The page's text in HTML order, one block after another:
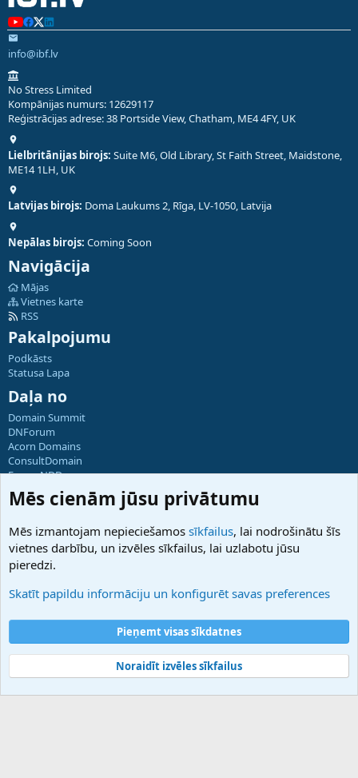
info@ibf.lv
No Stress Limited
Kompānijas numurs: 12629117
Reģistrācijas adrese: 38 Portside View, Chatham, ME4 4FY, UK
Lielbritānijas birojs: Suite M6, Old Library, St Faith Street, Maidstone,
ME14 1LH, UK
Latvijas birojs: Doma Laukums 2, Rīga, LV-1050, Latvija
Nepālas birojs: Coming Soon
Navigācija
Mājas
Vietnes karte
RSS
Pakalpojumu
Podkāsts
Statusa Lapa
Daļa no
Domain Summit
DNForum
Acorn Domains
ConsultDomain
ForumNDD
Domainforum.ro
27.be
Hostmaria
Atbalsts
Palīdzība
Noteikumi un nosacījumi
Privātuma politika
Community platform by XenForo® © 2010-2025 XenForo Ltd.
Mēs cienām jūsu privātumu
Mēs izmantojam nepieciešamos sīkfailus, lai nodrošinātu šīs
vietnes darbību, un izvēles sīkfailus, lai uzlabotu jūsu
pieredzi.
Skatīt papildu informāciju un konfigurēt savas preferences
Pieņemt visas sīkdatnes
Noraidīt izvēles sīkfailus